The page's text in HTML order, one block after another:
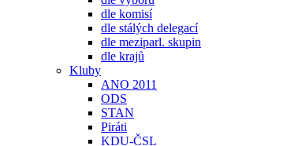
dle komisí
dle stálých delegací
dle meziparl. skupin
dle krajů
Kluby
ANO 2011
ODS
STAN
Piráti
KDU-ČSL